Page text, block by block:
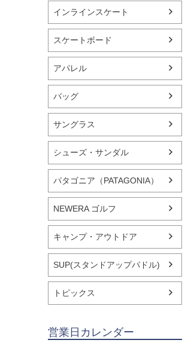
インラインスケート
スケートボード
アパレル
バッグ
サングラス
シューズ・サンダル
パタゴニア（PATAGONIA）
NEWERA ゴルフ
キャンプ・アウトドア
SUP(スタンドアップパドル)
トピックス
営業日カレンダー